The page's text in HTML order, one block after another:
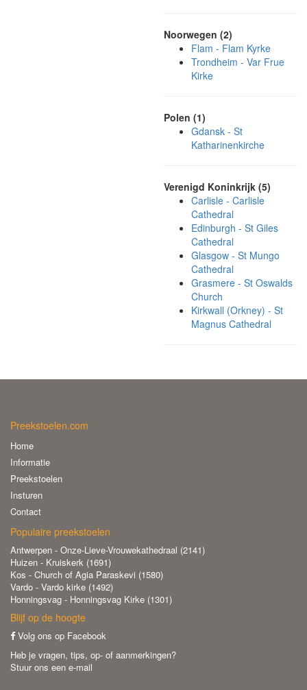
Noorwegen (2)
Flam - Flam Kyrke
Trondheim - Var Frue
Kirke
Polen (1)
Gdansk - St
Katharinenkirche
Verenigd Koninkrijk (5)
Carlisle - Carlisle
Cathedral
Edinburgh - St Giles
Cathedral
Glasgow - St Mungo
Cathedral
Grasmere - St Oswalds
Church
Kirkwall (Orkney) - St
Magnus Cathedral
Preekstoelen.com
Home
Informatie
Preekstoelen
Insturen
Contact
Populaire preekstoelen
Antwerpen - Onze-Lieve-Vrouwekathedraal (2141)
Huizen - Kruiskerk (1691)
Kos - Church of Agia Paraskevi (1580)
Vardo - Vardo kirke (1492)
Honningsvag - Honningsvag Kirke (1301)
Blijf op de hoogte
Volg ons op Facebook
Heb je vragen, tips, op- of aanmerkingen?
Stuur ons een e-mail